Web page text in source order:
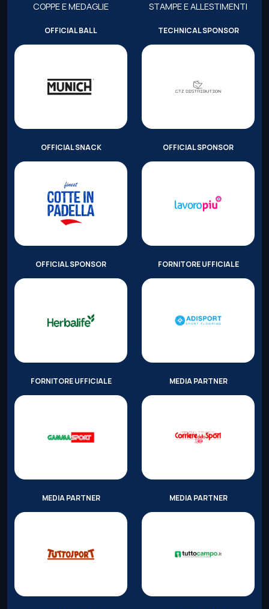
COPPE E MEDAGLIE STAMPE E ALLESTIMENTI
OFFICIAL BALL TECHNICAL SPONSOR
OFFICIAL SNACK OFFICIAL SPONSOR
OFFICIAL SPONSOR FORNITORE UFFICIALE
FORNITORE UFFICIALE MEDIA PARTNER
MEDIA PARTNER MEDIA PARTNER